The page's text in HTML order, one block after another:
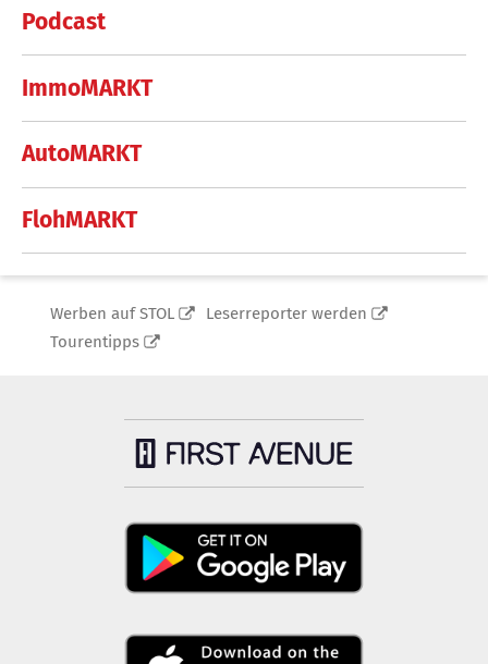
Podcast
ImmoMARKT
AutoMARKT
FlohMARKT
Werben auf STOL
Leserreporter werden
Tourentipps